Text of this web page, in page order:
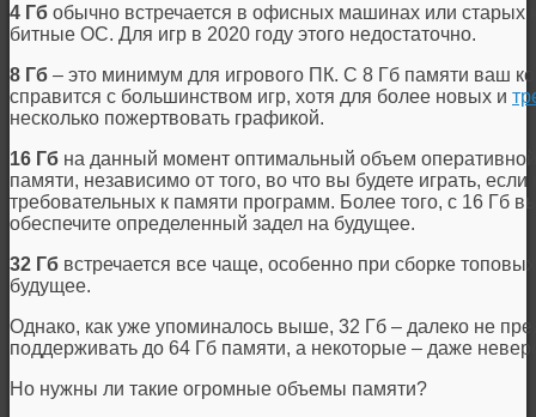
4 Гб обычно встречается в офисных машинах или старых
битные ОС. Для игр в 2020 году этого недостаточно.
8 Гб – это минимум для игрового ПК. С 8 Гб памяти ваш
справится с большинством игр, хотя для более новых и
несколько пожертвовать графикой.
16 Гб на данный момент оптимальный объем оперативной
памяти, независимо от того, во что вы будете играть,
требовательных к памяти программ. Более того, с 16 Гб
обеспечите определенный задел на будущее.
32 Гб встречается все чаще, особенно при сборке
будущее.
Однако, как уже упоминалось выше, 32 Гб – далеко не
поддерживать до 64 Гб памяти, а некоторые – даже
Но нужны ли такие огромные объемы памяти?